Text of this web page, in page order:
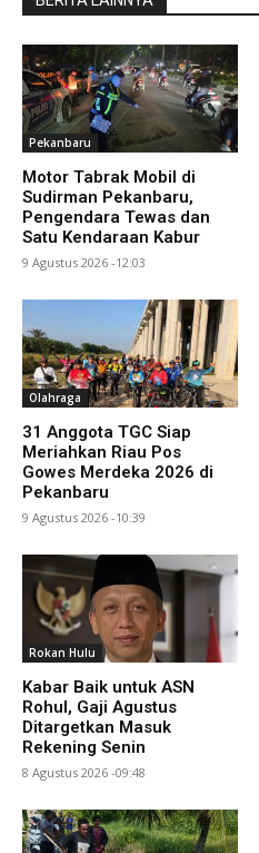
Pekanbaru
Motor Tabrak Mobil di
Sudirman Pekanbaru,
Pengendara Tewas dan
Satu Kendaraan Kabur
9 Agustus 2026 -12:03
Olahraga
31 Anggota TGC Siap
Meriahkan Riau Pos
Gowes Merdeka 2026 di
Pekanbaru
9 Agustus 2026 -10:39
Rokan Hulu
Kabar Baik untuk ASN
Rohul, Gaji Agustus
Ditargetkan Masuk
Rekening Senin
8 Agustus 2026 -09:48